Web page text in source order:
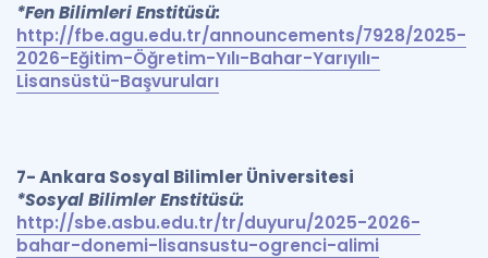
*Fen Bilimleri Enstitüsü:
http://fbe.agu.edu.tr/announcements/7928/2025-
2026-Eğitim-Öğretim-Yılı-Bahar-Yarıyılı-
Lisansüstü-Başvuruları
7- Ankara Sosyal Bilimler Üniversitesi
*Sosyal Bilimler Enstitüsü:
http://sbe.asbu.edu.tr/tr/duyuru/2025-2026-
bahar-donemi-lisansustu-ogrenci-alimi